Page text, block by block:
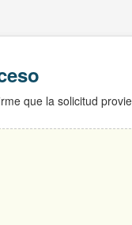
que la solicitud